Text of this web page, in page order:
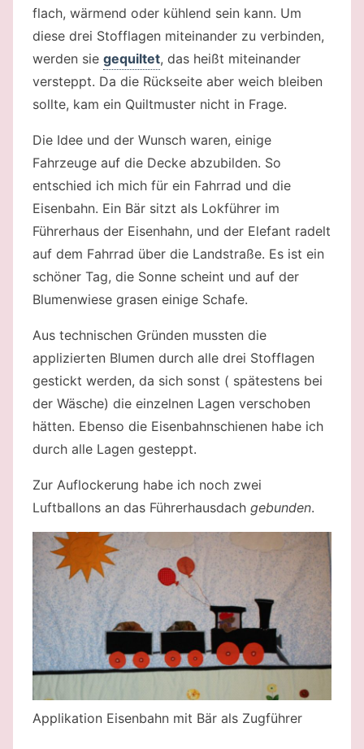
flach, wärmend oder kühlend sein kann. Um
diese drei Stofflagen miteinander zu verbinden,
werden sie gequiltet, das heißt miteinander
versteppt. Da die Rückseite aber weich bleiben
sollte, kam ein Quiltmuster nicht in Frage.
Die Idee und der Wunsch waren, einige
Fahrzeuge auf die Decke abzubilden. So
entschied ich mich für ein Fahrrad und die
Eisenbahn. Ein Bär sitzt als Lokführer im
Führerhaus der Eisenhahn, und der Elefant radelt
auf dem Fahrrad über die Landstraße. Es ist ein
schöner Tag, die Sonne scheint und auf der
Blumenwiese grasen einige Schafe.
Aus technischen Gründen mussten die
applizierten Blumen durch alle drei Stofflagen
gestickt werden, da sich sonst ( spätestens bei
der Wäsche) die einzelnen Lagen verschoben
hätten. Ebenso die Eisenbahnschienen habe ich
durch alle Lagen gesteppt.
Zur Auflockerung habe ich noch zwei
Luftballons an das Führerhausdach gebunden.
Applikation Eisenbahn mit Bär als Zugführer